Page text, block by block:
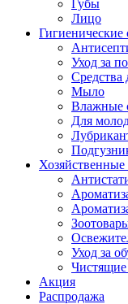
Губы
Лицо
Гигиенические
Уход за
Мыло
Влажные
Для
Уход за
Чистящие
Акция
Распродажа